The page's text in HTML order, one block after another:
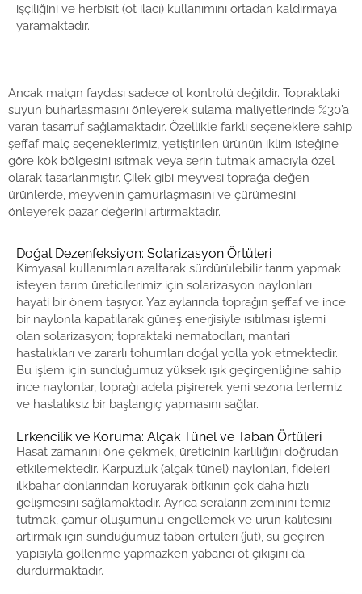
işçiliğini ve herbisit (ot ilacı) kullanımını ortadan kaldırmaya
yaramaktadır.
Ancak malçın faydası sadece ot kontrolü değildir. Topraktaki
suyun buharlaşmasını önleyerek sulama maliyetlerinde %30’a
varan tasarruf sağlamaktadır. Özellikle farklı seçeneklere sahip
şeffaf malç seçeneklerimiz, yetiştirilen ürünün iklim isteğine
göre kök bölgesini ısıtmak veya serin tutmak amacıyla özel
olarak tasarlanmıştır. Çilek gibi meyvesi toprağa değen
ürünlerde, meyvenin çamurlaşmasını ve çürümesini
önleyerek pazar değerini artırmaktadır.
Doğal Dezenfeksiyon: Solarizasyon Örtüleri
Kimyasal kullanımları azaltarak sürdürülebilir tarım yapmak
isteyen tarım üreticilerimiz için solarizasyon naylonları
hayati bir önem taşıyor. Yaz aylarında toprağın şeffaf ve ince
bir naylonla kapatılarak güneş enerjisiyle ısıtılması işlemi
olan solarizasyon; topraktaki nematodları, mantari
hastalıkları ve zararlı tohumları doğal yolla yok etmektedir.
Bu işlem için sunduğumuz yüksek ışık geçirgenliğine sahip
ince naylonlar, toprağı adeta pişirerek yeni sezona tertemiz
ve hastalıksız bir başlangıç yapmasını sağlar.
Erkencilik ve Koruma: Alçak Tünel ve Taban Örtüleri
Hasat zamanını öne çekmek, üreticinin karlılığını doğrudan
etkilemektedir. Karpuzluk (alçak tünel) naylonları, fideleri
ilkbahar donlarından koruyarak bitkinin çok daha hızlı
gelişmesini sağlamaktadır. Ayrıca seraların zeminini temiz
tutmak, çamur oluşumunu engellemek ve ürün kalitesini
artırmak için sunduğumuz taban örtüleri (jüt), su geçiren
yapısıyla göllenme yapmazken yabancı ot çıkışını da
durdurmaktadır.